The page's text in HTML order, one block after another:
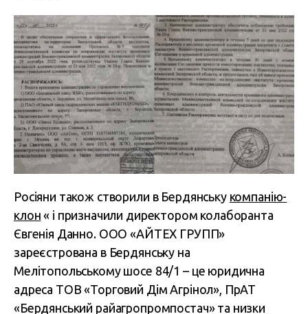
Росіяни також створили в Бердянську компанію-
клон « і призначили директором колаборанта
Євгенія Данно. ООО «АЙТЕХ ГРУПП»
зареєстрована в Бердянську на
Мелітопольському шосе 84/1 – це юридична
адреса ТОВ «Торговий Дім Агрінол», ПрАТ
«Бердянський райагропромпостач» та низки